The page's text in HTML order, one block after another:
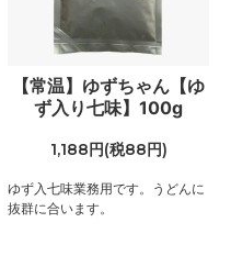
【常温】ゆずちゃん【ゆ
ず入り七味】100g
1,188円(税88円)
ゆず入七味業務用です。うどんに
抜群に合います。